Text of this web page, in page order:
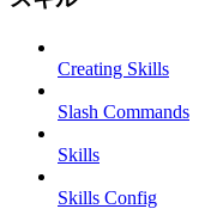
Creating Skills
Slash Commands
Skills
Skills Config